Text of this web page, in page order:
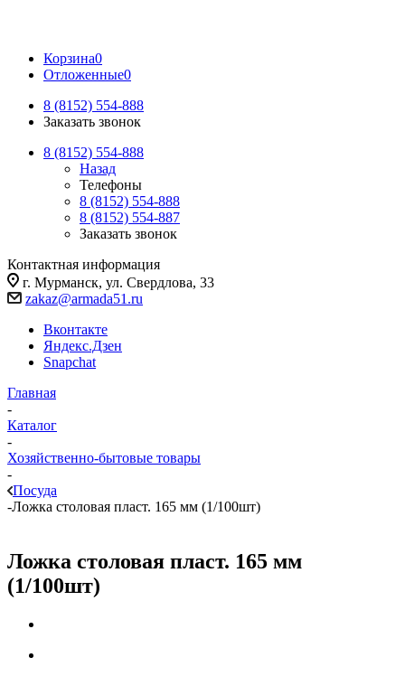
Корзина0
Отложенные0
8 (8152) 554-888
Заказать звонок
8 (8152) 554-888
Назад
Телефоны
8 (8152) 554-888
8 (8152) 554-887
Заказать звонок
Контактная информация
г. Мурманск, ул. Свердлова, 33
zakaz@armada51.ru
Вконтакте
Яндекс.Дзен
Snapchat
Главная
-
Каталог
-
Хозяйственно-бытовые товары
-
Посуда
-Ложка столовая пласт. 165 мм (1/100шт)
Ложка столовая пласт. 165 мм
(1/100шт)